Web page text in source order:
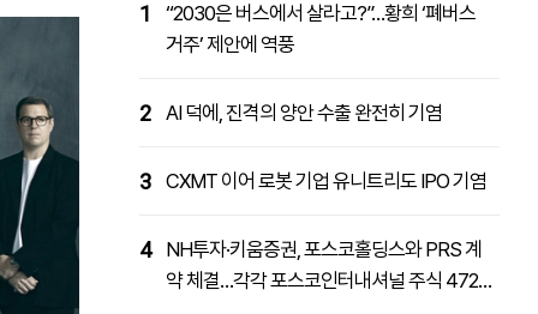
1
“2030은 버스에서 살라고?”…황희 ‘폐버스
거주’ 제안에 역풍
2 AI 덕에, 진격의 양안 수출 완전히 기염
3 CXMT 이어 로봇 기업 유니트리도 IPO 기염
4
NH투자·키움증권, 포스코홀딩스와 PRS 계
약 체결…각각 포스코인터내셔널 주식 4727